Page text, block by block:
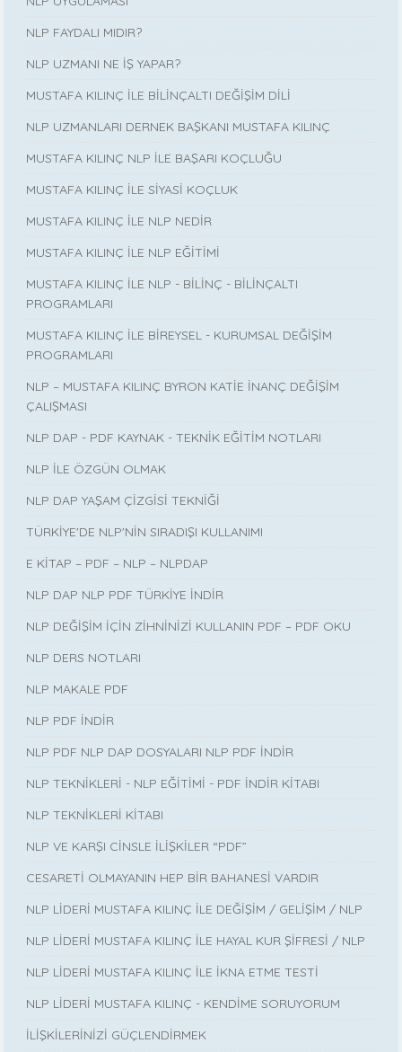
NLP FAYDALI MIDIR?
NLP UZMANI NE İŞ YAPAR?
MUSTAFA KILINÇ İLE BİLİNÇALTI DEĞİŞİM DİLİ
NLP UZMANLARI DERNEK BAŞKANI MUSTAFA KILINÇ
MUSTAFA KILINÇ NLP İLE BAŞARI KOÇLUĞU
MUSTAFA KILINÇ İLE SİYASİ KOÇLUK
MUSTAFA KILINÇ İLE NLP NEDİR
MUSTAFA KILINÇ İLE NLP EĞİTİMİ
MUSTAFA KILINÇ İLE NLP - BİLİNÇ - BİLİNÇALTI
PROGRAMLARI
MUSTAFA KILINÇ İLE BİREYSEL - KURUMSAL DEĞİŞİM
PROGRAMLARI
NLP – MUSTAFA KILINÇ BYRON KATİE İNANÇ DEĞİŞİM
ÇALIŞMASI
NLP DAP - PDF KAYNAK - TEKNİK EĞİTİM NOTLARI
NLP İLE ÖZGÜN OLMAK
NLP DAP YAŞAM ÇİZGİSİ TEKNİĞİ
TÜRKİYE'DE NLP'NİN SIRADIŞI KULLANIMI
E KİTAP – PDF – NLP – NLPDAP
NLP DAP NLP PDF TÜRKİYE İNDİR
NLP DEĞİŞİM İÇİN ZİHNİNİZİ KULLANIN PDF – PDF OKU
NLP DERS NOTLARI
NLP MAKALE PDF
NLP PDF İNDİR
NLP PDF NLP DAP DOSYALARI NLP PDF İNDİR
NLP TEKNİKLERİ - NLP EĞİTİMİ - PDF İNDİR KİTABI
NLP TEKNİKLERİ KİTABI
NLP VE KARŞI CİNSLE İLİŞKİLER “PDF”
CESARETİ OLMAYANIN HEP BİR BAHANESİ VARDIR
NLP LİDERİ MUSTAFA KILINÇ İLE DEĞİŞİM / GELİŞİM / NLP
NLP LİDERİ MUSTAFA KILINÇ İLE HAYAL KUR ŞİFRESİ / NLP
NLP LİDERİ MUSTAFA KILINÇ İLE İKNA ETME TESTİ
NLP LİDERİ MUSTAFA KILINÇ - KENDİME SORUYORUM
İLİŞKİLERİNİZİ GÜÇLENDİRMEK